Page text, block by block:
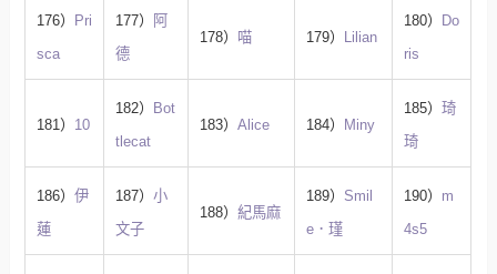
176）
Pri
sca
177）
阿
德
178） 喵 179） Lilian
180）
Do
ris
181） 10
182）
Bot
tlecat
183） Alice 184） Miny
185） 琦
琦
186） 伊
蓮
187） 小
文子
188） 紀馬麻
189） Smil
e．瑾
190） m
4s5